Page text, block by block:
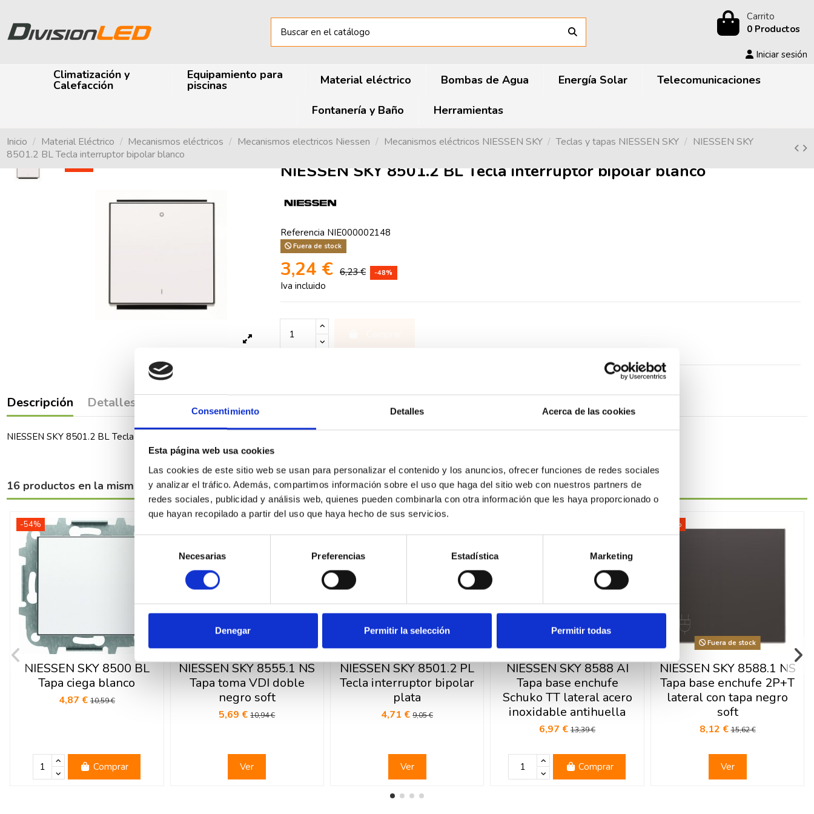
Consentimiento Detalles Acerca de las cookies
Esta página web usa cookies
Las cookies de este sitio web se usan para personalizar el contenido y los anuncios, ofrecer funciones de redes sociales
y analizar el tráfico. Además, compartimos información sobre el uso que haga del sitio web con nuestros partners de
redes sociales, publicidad y análisis web, quienes pueden combinarla con otra información que les haya proporcionado o
que hayan recopilado a partir del uso que haya hecho de sus servicios.
consentimiento
Necesarias Preferencias Estadística Marketing
Denegar Permitir la selección Permitir todas
Carrito
0 Productos
Iniciar sesión
Climatización y
Calefacción
Equipamiento para
piscinas Material eléctrico Bombas de Agua Energía Solar Telecomunicaciones
Fontanería y Baño Herramientas
Inicio Material Eléctrico Mecanismos eléctricos Mecanismos electricos Niessen Mecanismos eléctricos NIESSEN SKY Teclas y tapas NIESSEN SKY
NIESSEN SKY
8501.2 BL Tecla interruptor bipolar blanco
NIESSEN SKY 8501.2 BL Tecla interruptor bipolar blanco
Referencia NIE000002148
Fuera de stock
3,24 € 6,23 € -48%
Iva incluido
Descripción Detalles del producto
NIESSEN SKY 8501.2 BL Tecla interruptor bipolar blanco
16 productos en la misma categoría:
-54%
NIESSEN SKY 8500 BL
Tapa ciega blanco
4,87 € 10,59 €
Comprar
NIESSEN SKY 8555.1 NS
Tapa toma VDI doble
negro soft
5,69 €10,94 €
Ver
NIESSEN SKY 8501.2 PL
Tecla interruptor bipolar
plata
4,71 €9,05 €
Ver
NIESSEN SKY 8588 AI
Tapa base enchufe
Schuko TT lateral acero
inoxidable antihuella
6,97 €13,39 €
Comprar
-48%
Fuera de stock
NIESSEN SKY 8588.1 NS
Tapa base enchufe 2P+T
lateral con tapa negro
soft
8,12 €15,62 €
Ver